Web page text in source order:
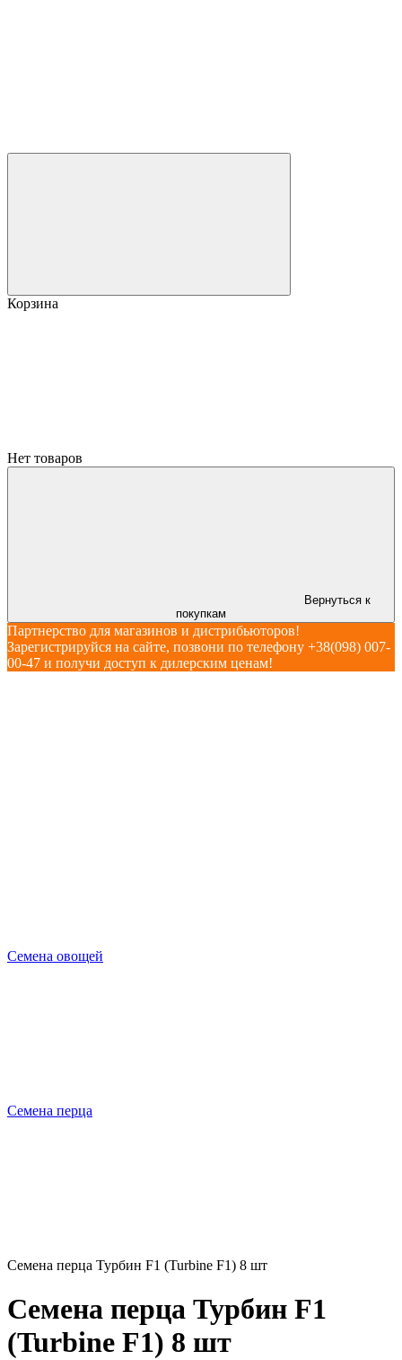
Корзина
Нет товаров
Вернуться к
покупкам
Партнерство для магазинов и дистрибьюторов!
Зарегистрируйся на сайте, позвони по телефону +38(098) 007-
00-47 и получи доступ к дилерским ценам!
Семена овощей
Семена перца
Семена перца Турбин F1 (Turbine F1) 8 шт
Семена перца Турбин F1
(Turbine F1) 8 шт